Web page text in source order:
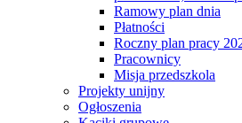
Ramowy plan dnia
Płatności
Roczny plan pracy
Pracownicy
Misja przedszkola
Projekty unijny
Ogłoszenia